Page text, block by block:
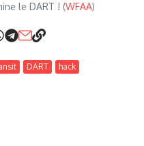
le DART ! (WFAA)
DART hack